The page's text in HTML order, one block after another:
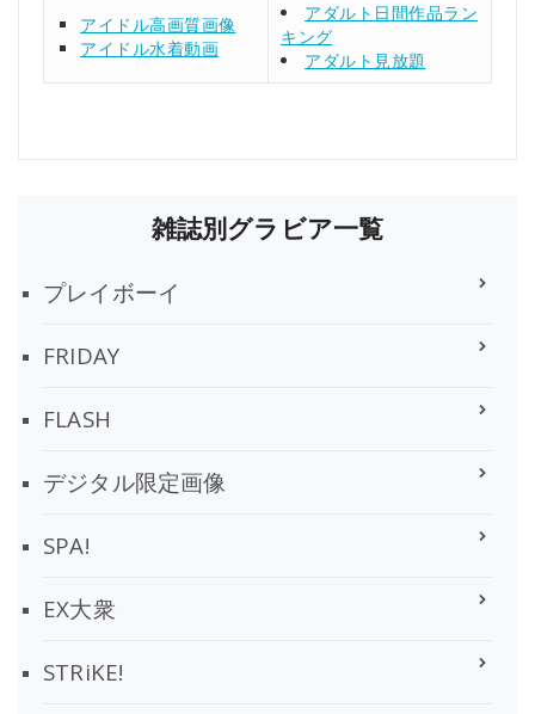
アイドル高画質画像
アイドル水着動画
アダルト日間作品ラン
キング
アダルト見放題
雑誌別グラビア一覧
プレイボーイ
FRIDAY
FLASH
デジタル限定画像
SPA!
EX大衆
STRiKE!